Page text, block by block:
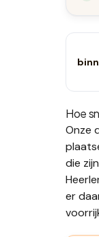
Hoe
Onze
die
er